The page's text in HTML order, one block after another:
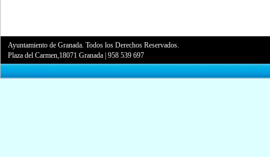
Ayuntamiento de Granada. Todos los Derechos Reservados.
Plaza del Carmen,18071 Granada |958 539 697